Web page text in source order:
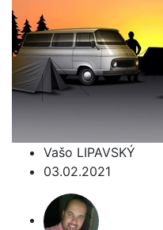
Vašo LIPAVSKÝ
03.02.2021